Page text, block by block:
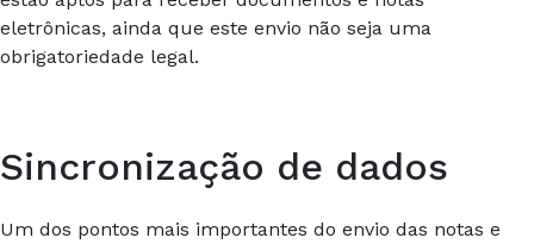
eletrônicas, ainda que este envio não seja uma
obrigatoriedade legal.
Sincronização de dados
Um dos pontos mais importantes do envio das notas e